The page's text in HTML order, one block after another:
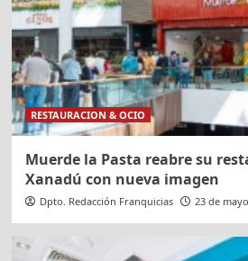
RESTAURACION & OCIO
Muerde la Pasta reabre su
Xanadú con nueva imagen
Dpto. Redacción Franquicias 23 de